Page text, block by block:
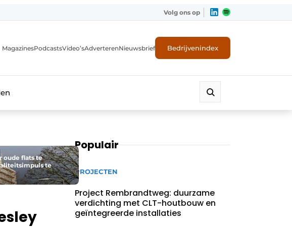
Volg ons op
MagazinesPodcastsVideo’sAdverterenNieuwsbrief Bedrijvenindex
oude flats te
te
Populair
PROJECTEN
Project Rembrandtweg: duurzame
verdichting met CLT-houtbouw en
geïntegreerde installaties